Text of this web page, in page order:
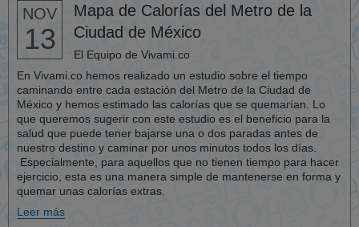
NOV
13
Mapa de Calorías del Metro de la
Ciudad de México
El Equipo de Vivami.co
En Vivami.co hemos realizado un estudio sobre el tiempo
caminando entre cada estación del Metro de la Ciudad de
México y hemos estimado las calorías que se quemarían. Lo
que queremos sugerir con este estudio es el beneficio para la
salud que puede tener bajarse una o dos paradas antes de
nuestro destino y caminar por unos minutos todos los días.
Especialmente, para aquellos que no tienen tiempo para hacer
ejercicio, esta es una manera simple de mantenerse en forma y
quemar unas calorías extras.
Leer más